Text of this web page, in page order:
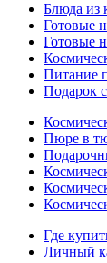
Блюда из
Готовые
Готовые
Питание
Подарок
Пюре в
Где
Личный